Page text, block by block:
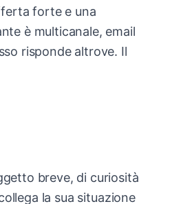
forte e una
è multicanale, email
risponde altrove. Il
breve, di curiosità
la sua situazione